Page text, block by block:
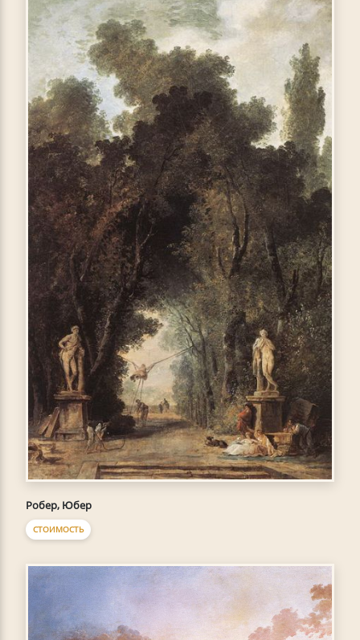
Робер, Юбер
СТОИМОСТЬ